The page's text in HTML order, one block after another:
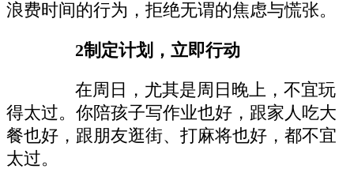
浪费时间的行为，拒绝无谓的焦虑与慌张。
2制定计划，立即行动
在周日，尤其是周日晚上，不宜玩
得太过。你陪孩子写作业也好，跟家人吃大
餐也好，跟朋友逛街、打麻将也好，都不宜
太过。